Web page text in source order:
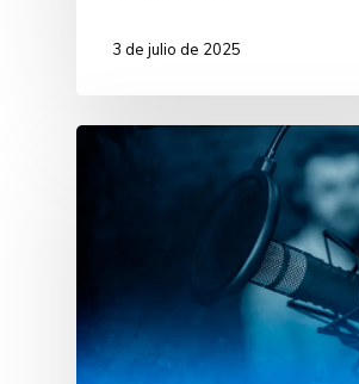
3 de julio de 2025